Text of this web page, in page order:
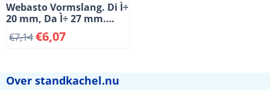
Webasto Vormslang. Di Ì÷
20 mm, Da Ì÷ 27 mm.
Lengte 1 = 135 mm, L 2 =
120 mm, L 3 = 70 mm.
€7,14€6,07
Over standkachel.nu